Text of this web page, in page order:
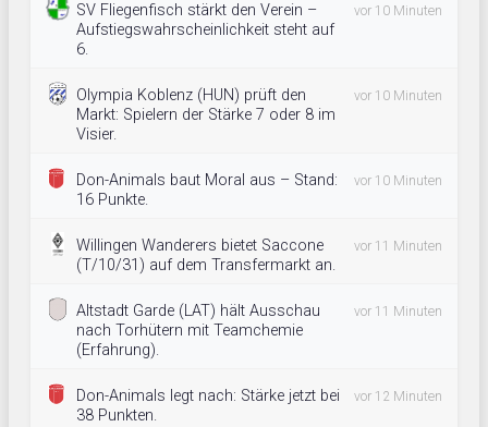
SV Fliegenfisch stärkt den Verein –
Aufstiegswahrscheinlichkeit steht auf
6.
vor 10 Minuten
Olympia Koblenz (HUN) prüft den
Markt: Spielern der Stärke 7 oder 8 im
Visier.
vor 10 Minuten
Don-Animals baut Moral aus – Stand:
16 Punkte.
vor 10 Minuten
Willingen Wanderers bietet Saccone
(T/10/31) auf dem Transfermarkt an.
vor 11 Minuten
Altstadt Garde (LAT) hält Ausschau
nach Torhütern mit Teamchemie
(Erfahrung).
vor 11 Minuten
Don-Animals legt nach: Stärke jetzt bei
38 Punkten.
vor 12 Minuten